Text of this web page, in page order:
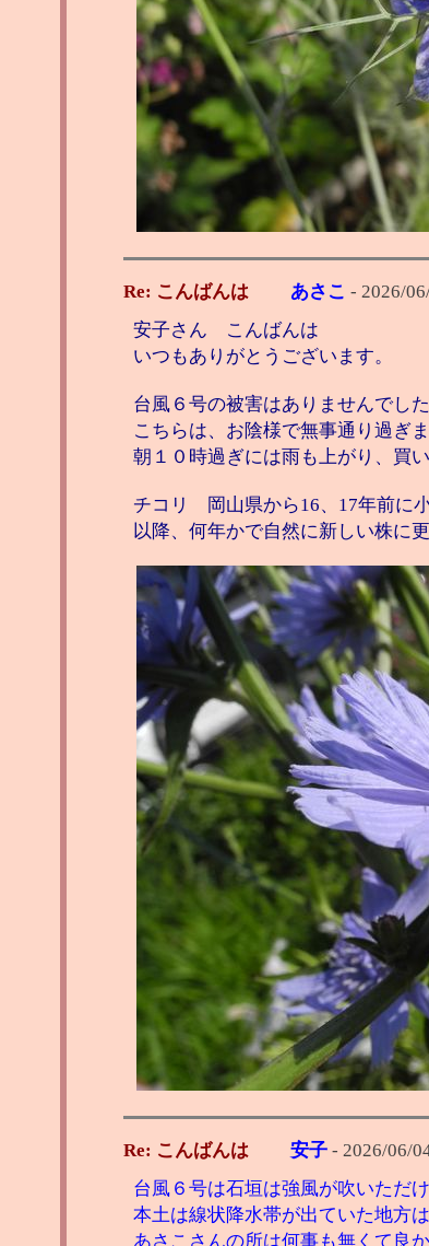
Re: こんばんは あさこ - 2026/
安子さん こんばんは
いつもありがとうございます。
台風６号の被害はありませんでし
こちらは、お陰様で無事通り過ぎま
朝１０時過ぎには雨も上がり、買
チコリ 岡山県から16、17年前に
以降、何年かで自然に新しい株に
Re: こんばんは 安子- 2026/06/
台風６号は石垣は強風が吹いただけ
本土は線状降水帯が出ていた地方
あさこさんの所は何事も無くて良